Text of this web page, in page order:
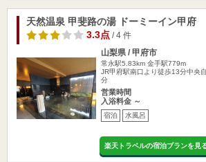
天然温泉 甲斐路の湯 ドーミーイン甲府
3.3点/ 4 件
山梨県 / 甲府市
常永駅5.83km 金手駅779m
JR甲府駅南口より徒歩13分中央
分
営業時間
入浴料金 ～
宿泊 水風呂
楽天トラベルの宿泊プランを見